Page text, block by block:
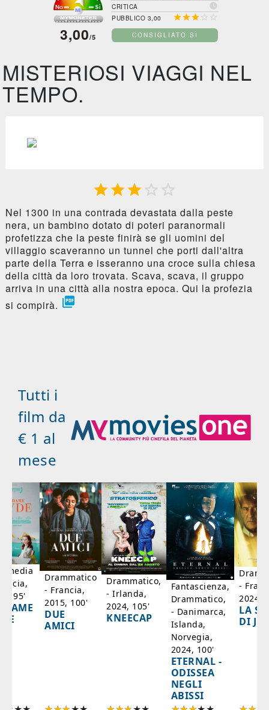
3,00/5
CRITICA 
PUBBLICO 3,00   
CONSIGLIATO SÌ
MISTERIOSI VIAGGI NEL
TEMPO.
  
Nel 1300 in una contrada devastata dalla peste
nera, un bambino dotato di poteri paranormali
profetizza che la peste finirà se gli uomini del
villaggio scaveranno un tunnel che porti dall'altra
parte della Terra e isseranno una croce sulla chiesa
della città da loro trovata. Scava, scava, il gruppo
arriva in una città alla nostra epoca. Qui la profezia
si compirà. 
Tutti i
film da
€ 1 al
mese
95'
Drammatico
- Francia,
2015, 100'
DUE
AMICI
Drammatico,
- Irlanda,
2024, 105'
KNEECAP
Fantascienza,
Drammatico,
- Danimarca,
Islanda,
Norvegia,
2024, 100'
ETERNAL -
ODISSEA
NEGLI
ABISSI
-
2024,
LA
DI